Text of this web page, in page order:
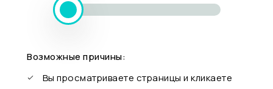
Возможные причины:
Вы просматриваете страницы и кликаете